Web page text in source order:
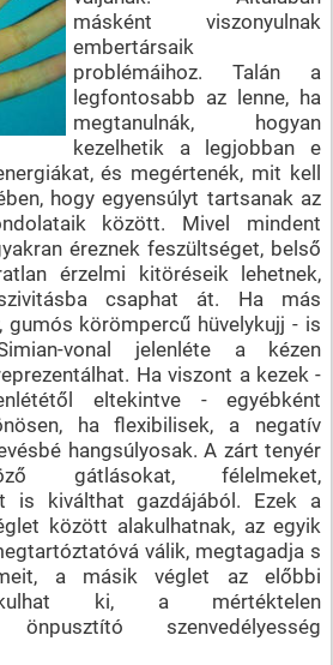
másként viszonyulnak
embertársaik
problémáihoz. Talán a
legfontosabb az lenne, ha
megtanulnák, hogyan
kezelhetik a legjobban e
és megértenék, mit kell
hogy egyensúlyt tartsanak az
között. Mivel mindent
éreznek feszültséget, belső
érzelmi kitöréseik lehetnek,
csaphat át. Ha más
gumós körömpercű hüvelykujj - is
vonal jelenléte a kézen
Ha viszont a kezek -
eltekintve - egyébként
ha flexibilisek, a negatív
hangsúlyosak. A zárt tenyér
gátlásokat, félelmeket,
is kiválthat gazdájából. Ezek a
között alakulhatnak, az egyik
válik, megtagadja s
a másik véglet az előbbi
ki, a mértéktelen
önpusztító szenvedélyesség